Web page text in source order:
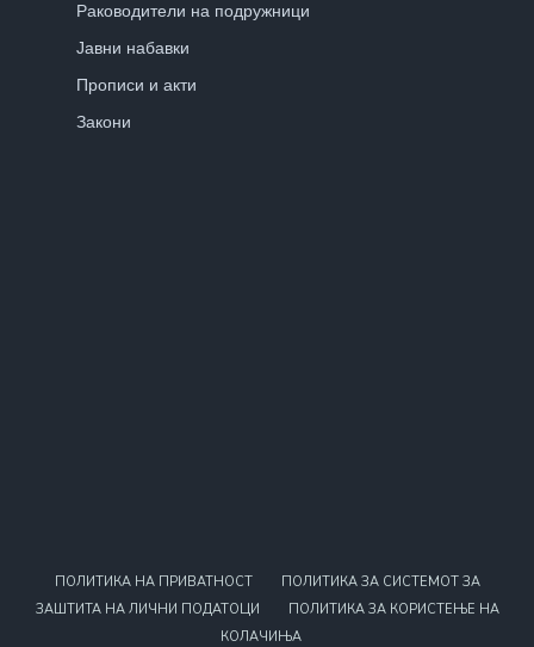
Раководители на подружници
Јавни набавки
Прописи и акти
Закони
ПОЛИТИКА НА ПРИВАТНОСТ
ПОЛИТИКА ЗА СИСТЕМОТ ЗА
ЗАШТИТА НА ЛИЧНИ ПОДАТОЦИ
ПОЛИТИКА ЗА КОРИСТЕЊЕ НА
КОЛАЧИЊА